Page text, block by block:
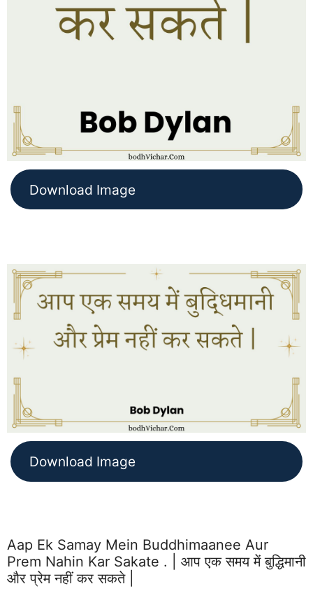
Download Image
Download Image
Aap Ek Samay Mein Buddhimaanee Aur
Prem Nahin Kar Sakate . | आप एक समय में बुद्धिमानी
और प्रेम नहीं कर सकते |